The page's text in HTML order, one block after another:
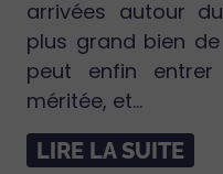
arrivées autour
plus grand bien
peut enfin
méritée, et...
LIRE LA SUITE